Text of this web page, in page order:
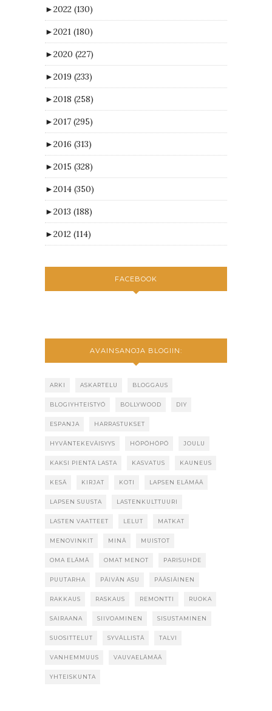
►2022 (130)
►2021 (180)
►2020 (227)
►2019 (233)
►2018 (258)
►2017 (295)
►2016 (313)
►2015 (328)
►2014 (350)
►2013 (188)
►2012 (114)
FACEBOOK
AVAINSANOJA BLOGIIN:
ARKI ASKARTELU BLOGGAUS
BLOGIYHTEISTYÖ BOLLYWOOD DIY
ESPANJA HARRASTUKSET
HYVÄNTEKEVÄISYYS HÖPÖHÖPÖ JOULU
KAKSI PIENTÄ LASTA KASVATUS KAUNEUS
KESÄ KIRJAT KOTI LAPSEN ELÄMÄÄ
LAPSEN SUUSTA LASTENKULTTUURI
LASTEN VAATTEET LELUT MATKAT
MENOVINKIT MINÄ MUISTOT
OMA ELÄMÄ OMAT MENOT PARISUHDE
PUUTARHA PÄIVÄN ASU PÄÄSIÄINEN
RAKKAUS RASKAUS REMONTTI RUOKA
SAIRAANA SIIVOAMINEN SISUSTAMINEN
SUOSITTELUT SYVÄLLISTÄ TALVI
VANHEMMUUS VAUVAELÄMÄÄ
YHTEISKUNTA